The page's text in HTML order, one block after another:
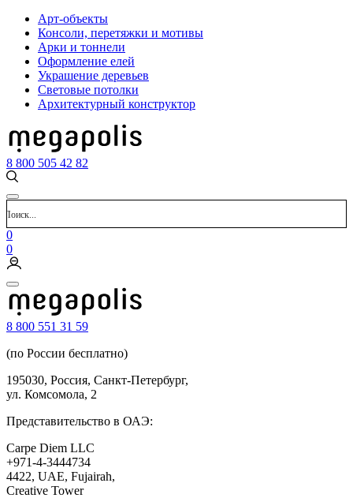
Арт-объекты
Консоли, перетяжки и мотивы
Арки и тоннели
Оформление елей
Украшение деревьев
Световые потолки
Архитектурный конструктор
8 800 505 42 82
0
0
8 800 551 31 59
(по России бесплатно)
195030, Россия, Санкт-Петербург,
ул. Комсомола, 2
Представительство в ОАЭ:
Carpe Diem LLC
+971-4-3444734
4422, UAE, Fujairah,
Creative Tower